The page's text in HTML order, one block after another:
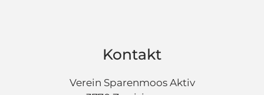
Kontakt
Verein Sparenmoos Aktiv